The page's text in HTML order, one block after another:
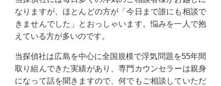
なりますが、ほとんどの方が「今日まで誰にも相談で
きませんでした」とおっしゃいます。悩みを一人で抱
えている方が多いのです。
当探偵社は広島を中心に全国規模で浮気問題を55年間
取り組んできた実績があり、専門カウンセラーは親身
になって話を聞きますので、何でもご相談していただ